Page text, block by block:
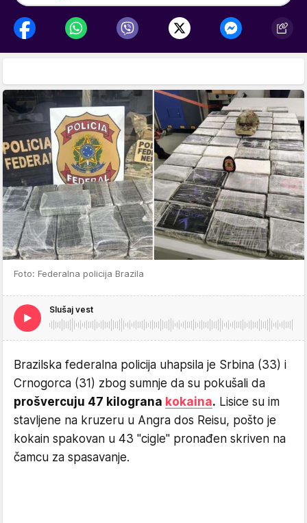
Foto: Federalna policija Brazila
Slušaj vest
Brazilska federalna policija uhapsila je Srbina (33) i
Crnogorca (31) zbog sumnje da su pokušali da
prošvercuju 47 kilograna kokaina. Lisice su im
stavljene na kruzeru u Angra dos Reisu, pošto je
kokain spakovan u 43 "cigle" pronađen skriven na
čamcu za spasavanje.